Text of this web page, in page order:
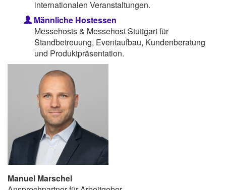
internationalen Veranstaltungen.
Männliche Hostessen
Messehosts & Messehost Stuttgart für
Standbetreuung, Eventaufbau, Kundenberatung
und Produktpräsentation.
Manuel Marschel